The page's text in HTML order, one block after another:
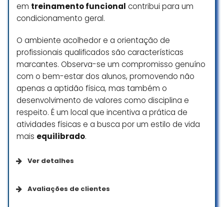
☆ 5/5
Em muito mais academia índico a
todos é um lugar b bem localizado
fazer exercício dentro da água é
uma delícia você nem sente não
tem dores não tem lesão é muito
diferente de uma academia estou
apaixonado pela hidroginástica foi
um método maravilhoso que eu
consegui para emagrecer deveria
humanizado e eu gosto desse
parabéns a todos envolvidos
em treinamento funcional contribui para um
condicionamento geral.
O ambiente acolhedor e a orientação de
profissionais qualificados são características
marcantes. Observa-se um compromisso genuíno
com o bem-estar dos alunos, promovendo não
apenas a aptidão física, mas também o
desenvolvimento de valores como disciplina e
respeito. É um local que incentiva a prática de
atividades físicas e a busca por um estilo de vida
mais equilibrado.
Ver detalhes
Avaliações de clientes